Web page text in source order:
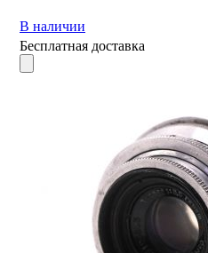
В наличии
Бесплатная доставка